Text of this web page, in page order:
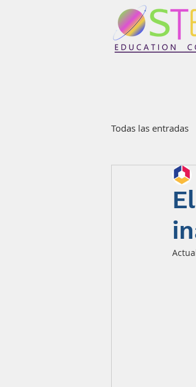
Todas las entradas